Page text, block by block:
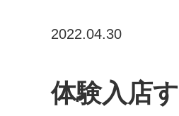
2022.04.30
体験入店